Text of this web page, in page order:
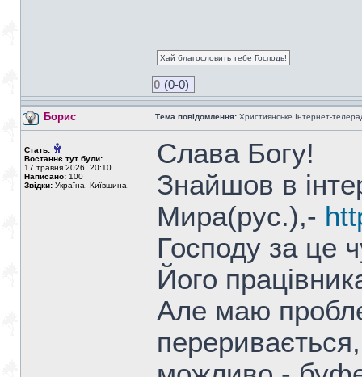
Хай благословить тебе Господь!
0 (0-0)
Борис Тема повідомлення: Християнське Інтернет-
Стать:
Востаннє тут були:
17 травня 2026, 20:10
Написано: 100
Звідки: Україна. Київщина.
Слава Богу!
Знайшов в
Мира(рус.),-
Господу за це
Його
Але маю